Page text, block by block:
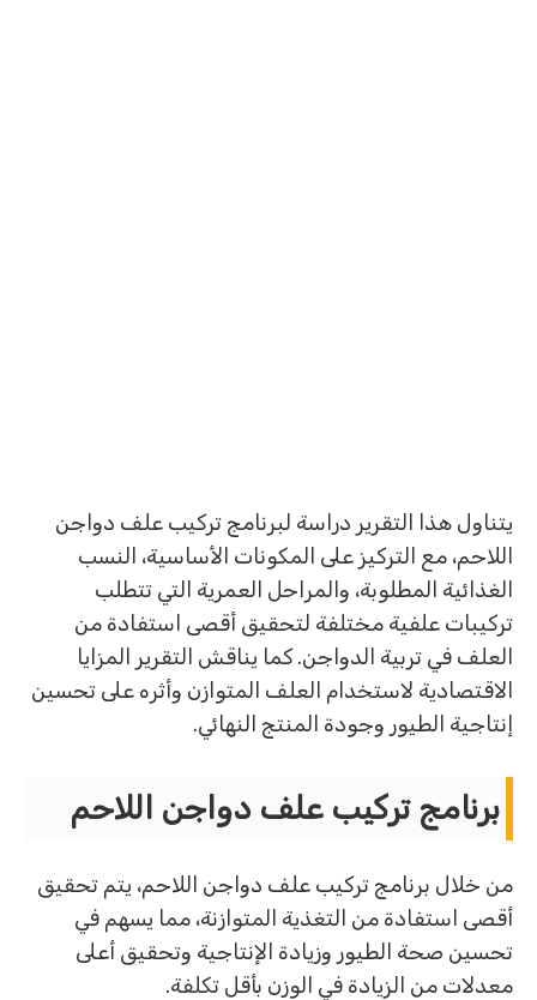
يتناول هذا التقرير دراسة لبرنامج تركيب علف دواجن
اللاحم، مع التركيز على المكونات الأساسية، النسب
الغذائية المطلوبة، والمراحل العمرية التي تتطلب
تركيبات علفية مختلفة لتحقيق أقصى استفادة من
العلف في تربية الدواجن. كما يناقش التقرير المزايا
الاقتصادية لاستخدام العلف المتوازن وأثره على تحسين
إنتاجية الطيور وجودة المنتج النهائي.
برنامج تركيب علف دواجن اللاحم
من خلال برنامج تركيب علف دواجن اللاحم، يتم تحقيق
أقصى استفادة من التغذية المتوازنة، مما يسهم في
تحسين صحة الطيور وزيادة الإنتاجية وتحقيق أعلى
معدلات من الزيادة في الوزن بأقل تكلفة.